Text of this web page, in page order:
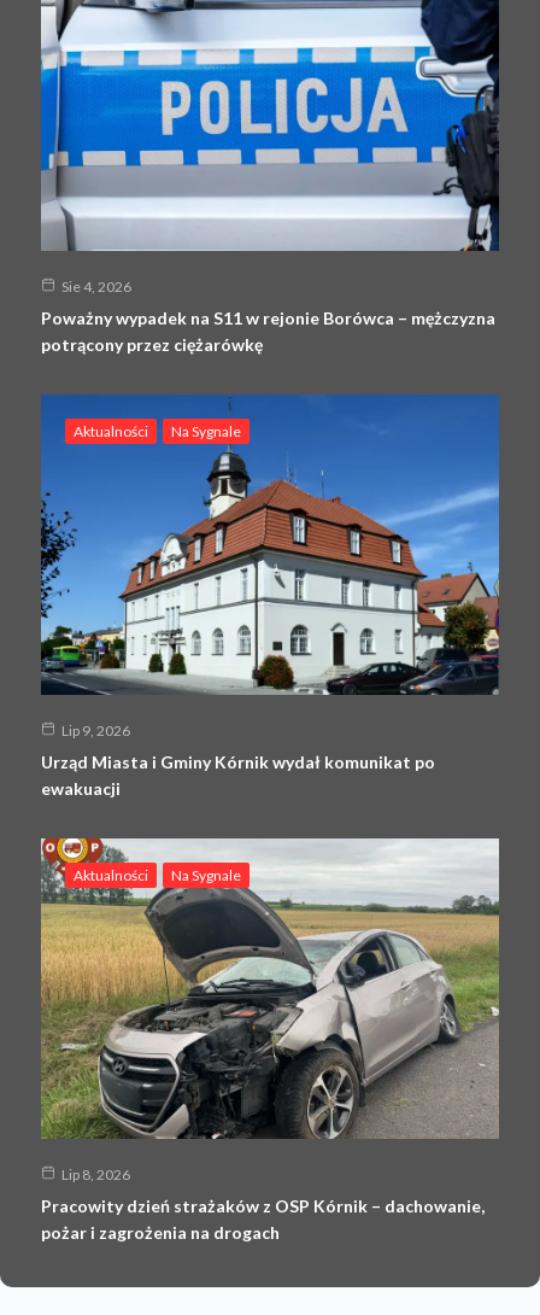
Sie 4, 2026
Poważny wypadek na S11 w rejonie Borówca – mężczyzna
potrącony przez ciężarówkę
Aktualności Na Sygnale
Lip 9, 2026
Urząd Miasta i Gminy Kórnik wydał komunikat po
ewakuacji
Aktualności Na Sygnale
Lip 8, 2026
Pracowity dzień strażaków z OSP Kórnik – dachowanie,
pożar i zagrożenia na drogach